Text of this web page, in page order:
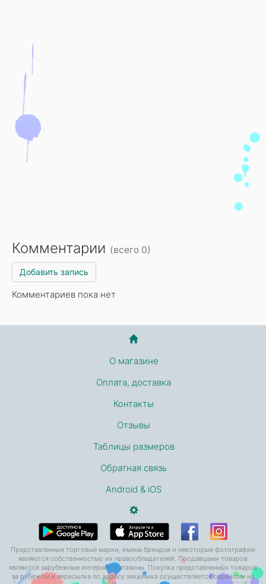
Комментарии (всего 0)
Добавить запись
Комментариев пока нет
О магазине
Оплата, доставка
Контакты
Отзывы
Таблицы размеров
Обратная связь
Android & iOS
Представленные торговые марки, имена брендов и некоторые фотографии
являются собственностью их правообладателей. Продавцами товаров
являются зарубежные интернет-магазины. Покупка представленных товаров
за рубежом и пересылка по адресу заказчика осуществляется сервисом на